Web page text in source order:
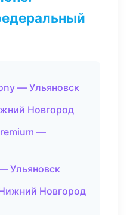
— Ульяновск
Новгород
—
Ульяновск
Новгород